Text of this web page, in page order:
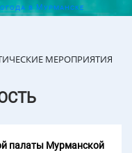
в Мурманске
МЕРОПРИЯТИЯ
палаты Мурманской